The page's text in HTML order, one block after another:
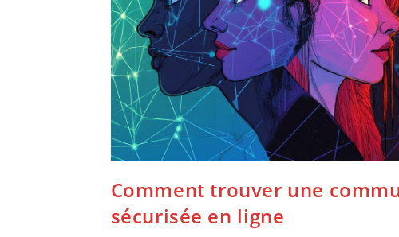
Comment trouver une
sécurisée en ligne